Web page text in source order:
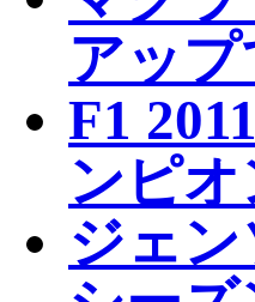
アッ
F1
ンピ
ジェ